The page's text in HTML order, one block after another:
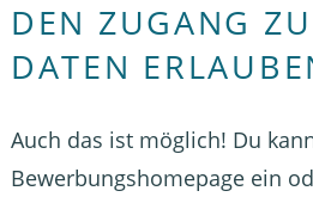
DEN ZUGANG
DATEN
Auch das ist möglich! Du
Bewerbungshomepage ein